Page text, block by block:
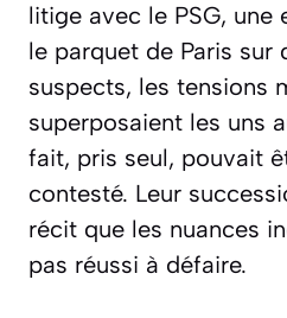
litige avec le PSG, une
le parquet de Paris sur
suspects, les tensions
superposaient les uns
fait, pris seul, pouvait
contesté. Leur
récit que les nuances
pas réussi à défaire.